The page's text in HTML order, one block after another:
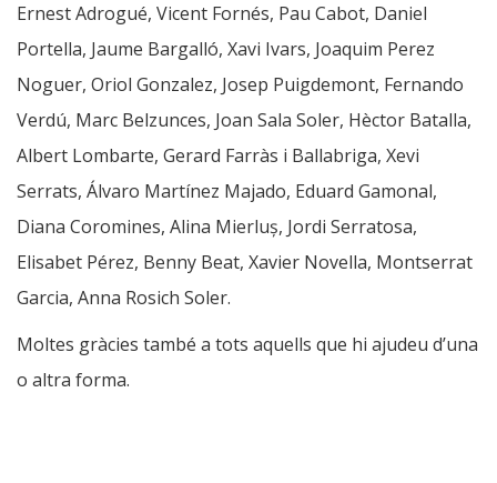
Ernest Adrogué, Vicent Fornés, Pau Cabot, Daniel
Portella, Jaume Bargalló, Xavi Ivars, Joaquim Perez
Noguer, Oriol Gonzalez, Josep Puigdemont, Fernando
Verdú, Marc Belzunces, Joan Sala Soler, Hèctor Batalla,
Albert Lombarte, Gerard Farràs i Ballabriga, Xevi
Serrats, Álvaro Martínez Majado, Eduard Gamonal,
Diana Coromines, Alina Mierluș, Jordi Serratosa,
Elisabet Pérez, Benny Beat, Xavier Novella, Montserrat
Garcia, Anna Rosich Soler.
Moltes gràcies també a tots aquells que hi ajudeu d’una
o altra forma.